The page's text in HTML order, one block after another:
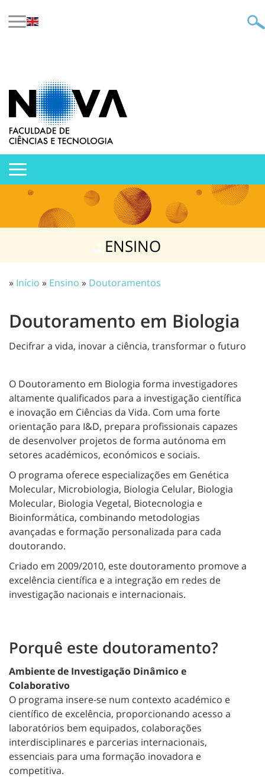
ENSINO
» Início » Ensino » Doutoramentos
Doutoramento em Biologia
Decifrar a vida, inovar a ciência, transformar o futuro
O Doutoramento em Biologia forma investigadores
altamente qualificados para a investigação científica
e inovação em Ciências da Vida. Com uma forte
orientação para I&D, prepara profissionais capazes
de desenvolver projetos de forma autónoma em
setores académicos, económicos e sociais.
O programa oferece especializações em Genética
Molecular, Microbiologia, Biologia Celular, Biologia
Molecular, Biologia Vegetal, Biotecnologia e
Bioinformática, combinando metodologias
avançadas e formação personalizada para cada
doutorando.
Criado em 2009/2010, este doutoramento promove a
excelência científica e a integração em redes de
investigação nacionais e internacionais.
Porquê este doutoramento?
Ambiente de Investigação Dinâmico e
Colaborativo
O programa insere-se num contexto académico e
científico de excelência, proporcionando acesso a
laboratórios bem equipados, colaborações
interdisciplinares e parcerias internacionais,
essenciais para uma formação inovadora e
competitiva.